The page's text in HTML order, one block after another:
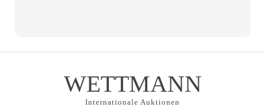
WETTMANN
Internationale Auktionen